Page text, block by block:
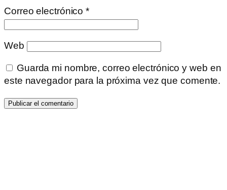
Correo electrónico*
Web
Guarda mi nombre, correo electrónico y web en
este navegador para la próxima vez que comente.